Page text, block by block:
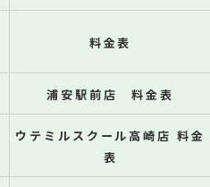
料金表
浦安駅前店 料金表
ウテミルスクール高崎店 料金
表